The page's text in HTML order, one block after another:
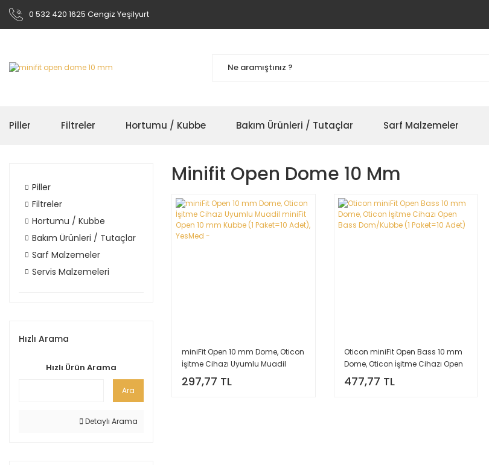
0 532 420 1625 Cengiz Yeşilyurt
Piller Filtreler Hortumu / Kubbe Bakım Ürünleri / Tutaçlar Sarf Malzemeler
Piller
Filtreler
Hortumu / Kubbe
Bakım Ürünleri / Tutaçlar
Sarf Malzemeler
Servis Malzemeleri
Hızlı Arama
Hızlı Ürün Arama
Ara
Detaylı Arama
Minifit Open Dome 10 Mm
miniFit Open 10 mm Dome, Oticon
İşitme Cihazı Uyumlu Muadil
miniFit Open 10 mm Kubbe (1
Paket=10 Adet), YesMed -
297,77 TL
Oticon miniFit Open Bass 10 mm
Dome, Oticon İşitme Cihazı Open
Bass Dom/Kubbe (1 Paket=10
Adet)
477,77 TL